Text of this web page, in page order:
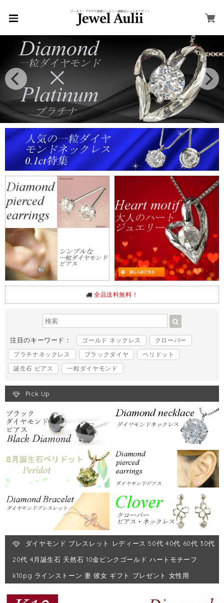
全品送料無料！
注目のキーワード： ゴールド ネックレス
クローバー
プラチナネックレス
ブラックダイヤ
ペリドット
誕生石 ピアス
一粒ダイヤモンド
Pick Up
ダイヤモンド ブレスレット レディース 50代 40代 60代 30代
20代 4月誕生石 天然石 10金ピンクゴールド ハートモチーフ
k10pg ラインストーン 妻 彼女 ギフト プレゼント 女性用